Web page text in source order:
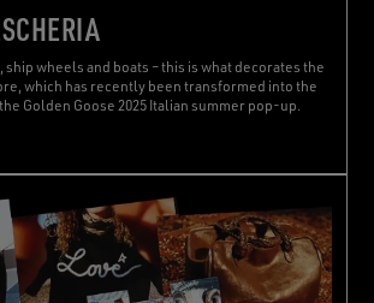
ship wheels and boats – this is what decorates the
which has recently been transformed into the
Golden Goose 2025 Italian summer pop-up.